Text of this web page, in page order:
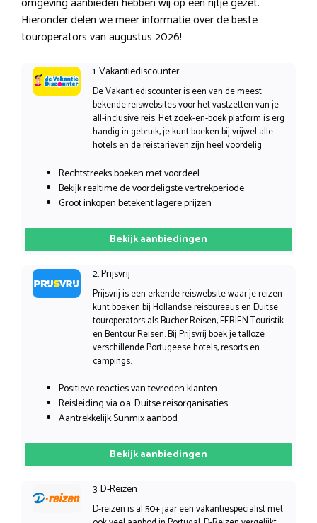
Hieronder delen we meer informatie over de beste
touroperators van augustus 2026!
1. Vakantiediscounter
De Vakantiediscounter is een van de meest
bekende reiswebsites voor het vastzetten van je
all-inclusive reis. Het zoek-en-boek platform is erg
handig in gebruik, je kunt boeken bij vrijwel alle
hotels en de reistarieven zijn heel voordelig.
Rechtstreeks boeken met voordeel
Bekijk realtime de voordeligste vertrekperiode
Groot inkopen betekent lagere prijzen
Bekijk aanbiedingen
2. Prijsvrij
Prijsvrij is een erkende reiswebsite waar je reizen
kunt boeken bij Hollandse reisbureaus en Duitse
touroperators als Bucher Reisen, FERIEN Touristik
en Bentour Reisen. Bij Prijsvrij boek je talloze
verschillende Portugeese hotels, resorts en
campings.
Positieve reacties van tevreden klanten
Reisleiding via o.a. Duitse reisorganisaties
Aantrekkelijk Sunmix aanbod
Bekijk aanbiedingen
3. D-Reizen
D-reizen is al 50+ jaar een vakantiespecialist met